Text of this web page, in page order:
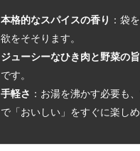
本格的なスパイスの香り ：袋
欲をそそります。
ジューシーなひき肉と野菜の
です。
手軽さ ：お湯を沸かす必要も
で「おいしい」をすぐに楽しめ